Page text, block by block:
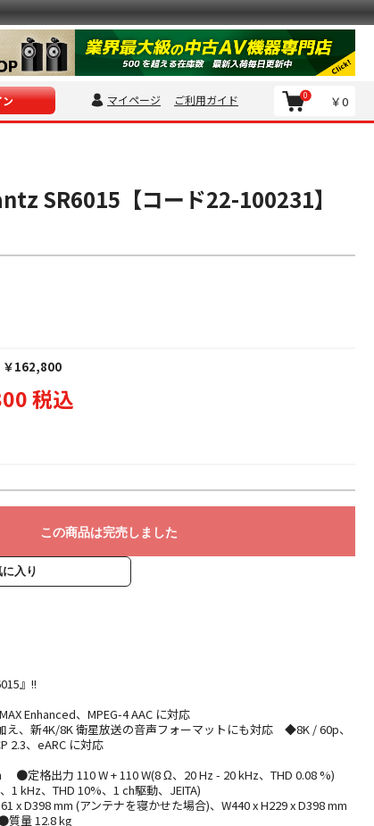
ン マイページ ご利用ガイド ￥0
0
SR6015【コード22-100231】
￥162,800
税込
この商品は完売しました
に入り
』!!
Enhanced、MPEG-4 AAC に対応
え、新4K/8K 衛星放送の音声フォーマットにも対応 ◆8K / 60p、
2.3、eARC に対応
●定格出力 110 W + 110 W(8 Ω、20 Hz - 20 kHz、THD 0.08 %)
1 kHz、THD 10%、1 ch駆動、JEITA)
x D398 mm (アンテナを寝かせた場合)、W440 x H229 x D398 mm
量 12.8 kg